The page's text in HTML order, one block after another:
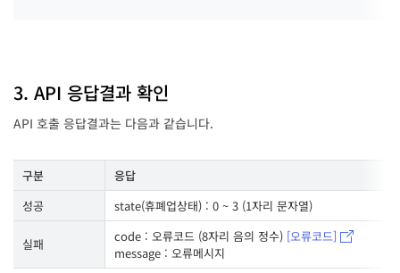
3. API 응답결과 확인
API 호출 응답결과는 다음과 같습니다.
구분
응답
성공
state(휴폐업상태) : 0 ~ 3 (1자리 문자열)
실패 code : 오류코드 (8자리 음의 정수) [오류코드]
message : 오류메시지